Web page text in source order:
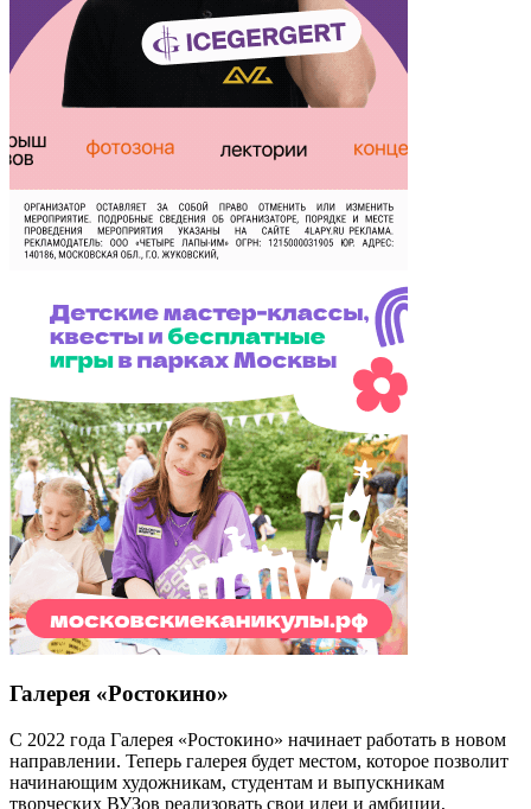
Галерея «Ростокино»
С 2022 года Галерея «Ростокино» начинает работать в новом
направлении. Теперь галерея будет местом, которое позволит
начинающим художникам, студентам и выпускникам
творческих ВУЗов реализовать свои идеи и амбиции,